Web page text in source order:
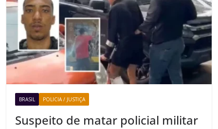
BRASIL POLICIA / JUSTIÇA
Suspeito de matar policial militar